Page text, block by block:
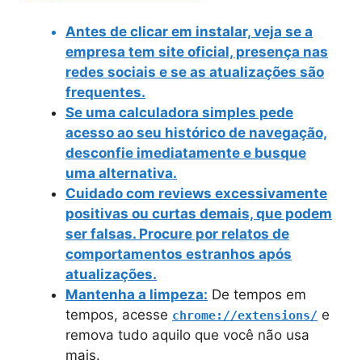
Antes de clicar em instalar, veja se a
empresa tem site oficial, presença nas
redes sociais e se as atualizações são
frequentes.
Se uma calculadora simples pede
acesso ao seu histórico de navegação,
desconfie imediatamente e busque
uma alternativa.
Cuidado com reviews excessivamente
positivas ou curtas demais, que podem
ser falsas. Procure por relatos de
comportamentos estranhos após
atualizações.
Mantenha a limpeza: De tempos em
tempos, acesse chrome://extensions/ e
remova tudo aquilo que você não usa
mais.